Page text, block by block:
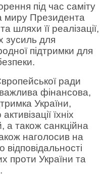
під час саміту
миру Президента
шляхи її реалізації,
зусиль для
підтримки для
ради
фінансова,
України,
їхніх
а також санкційна
наголосив на
проти України та